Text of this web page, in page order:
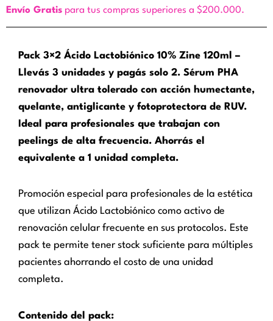
Envío Gratis para tus compras superiores a $200.000.
Pack 3×2 Ácido Lactobiónico 10% Zine 120ml –
Llevás 3 unidades y pagás solo 2. Sérum PHA
renovador ultra tolerado con acción humectante,
quelante, antiglicante y fotoprotectora de RUV.
Ideal para profesionales que trabajan con
peelings de alta frecuencia. Ahorrás el
equivalente a 1 unidad completa.
Promoción especial para profesionales de la estética
que utilizan Ácido Lactobiónico como activo de
renovación celular frecuente en sus protocolos. Este
pack te permite tener stock suficiente para múltiples
pacientes ahorrando el costo de una unidad
completa.
Contenido del pack: